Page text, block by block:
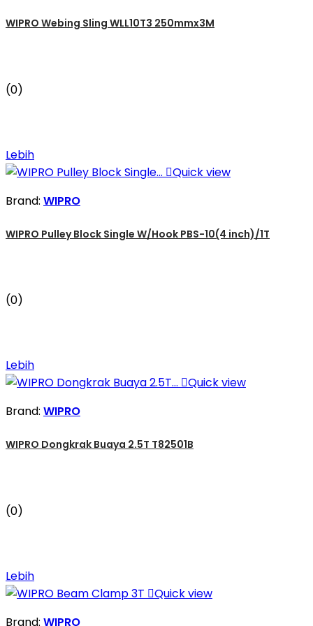
WIPRO Webing Sling WLL10T3 250mmx3M
(0)
Lebih
Quick view
Brand: WIPRO
WIPRO Pulley Block Single W/Hook PBS-10(4 inch)/1T
(0)
Lebih
Quick view
Brand: WIPRO
WIPRO Dongkrak Buaya 2.5T T82501B
(0)
Lebih
Quick view
Brand: WIPRO